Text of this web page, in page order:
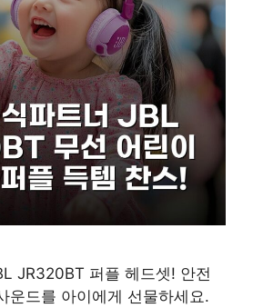
JR320BT 퍼플 헤드셋! 안전
운드를 아이에게 선물하세요.